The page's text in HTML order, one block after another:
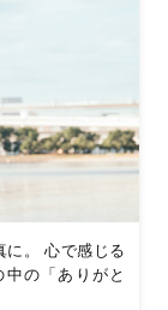
に。 心で感じる
の「ありがと